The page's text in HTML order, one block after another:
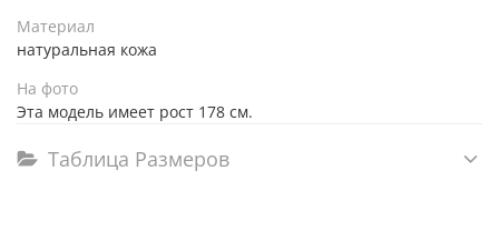
Материал
натуральная кожа
На фото
Эта модель имеет рост 178 см.
Таблица Размеров